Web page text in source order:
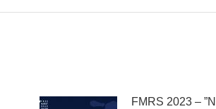
FMRS 2023 –